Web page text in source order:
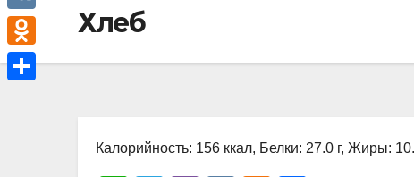
Хлеб
Калорийность: 156 ккал, Белки: 27.0 г, Жиры:
A
l
e
g
i
b
e
V
K
O